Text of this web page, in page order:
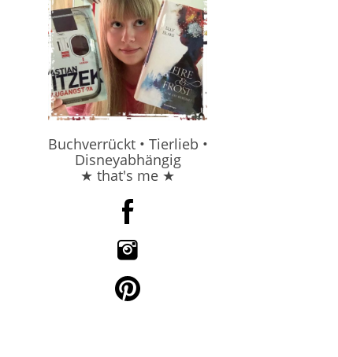
Buchverrückt • Tierlieb •
Disneyabhängig
★ that's me ★